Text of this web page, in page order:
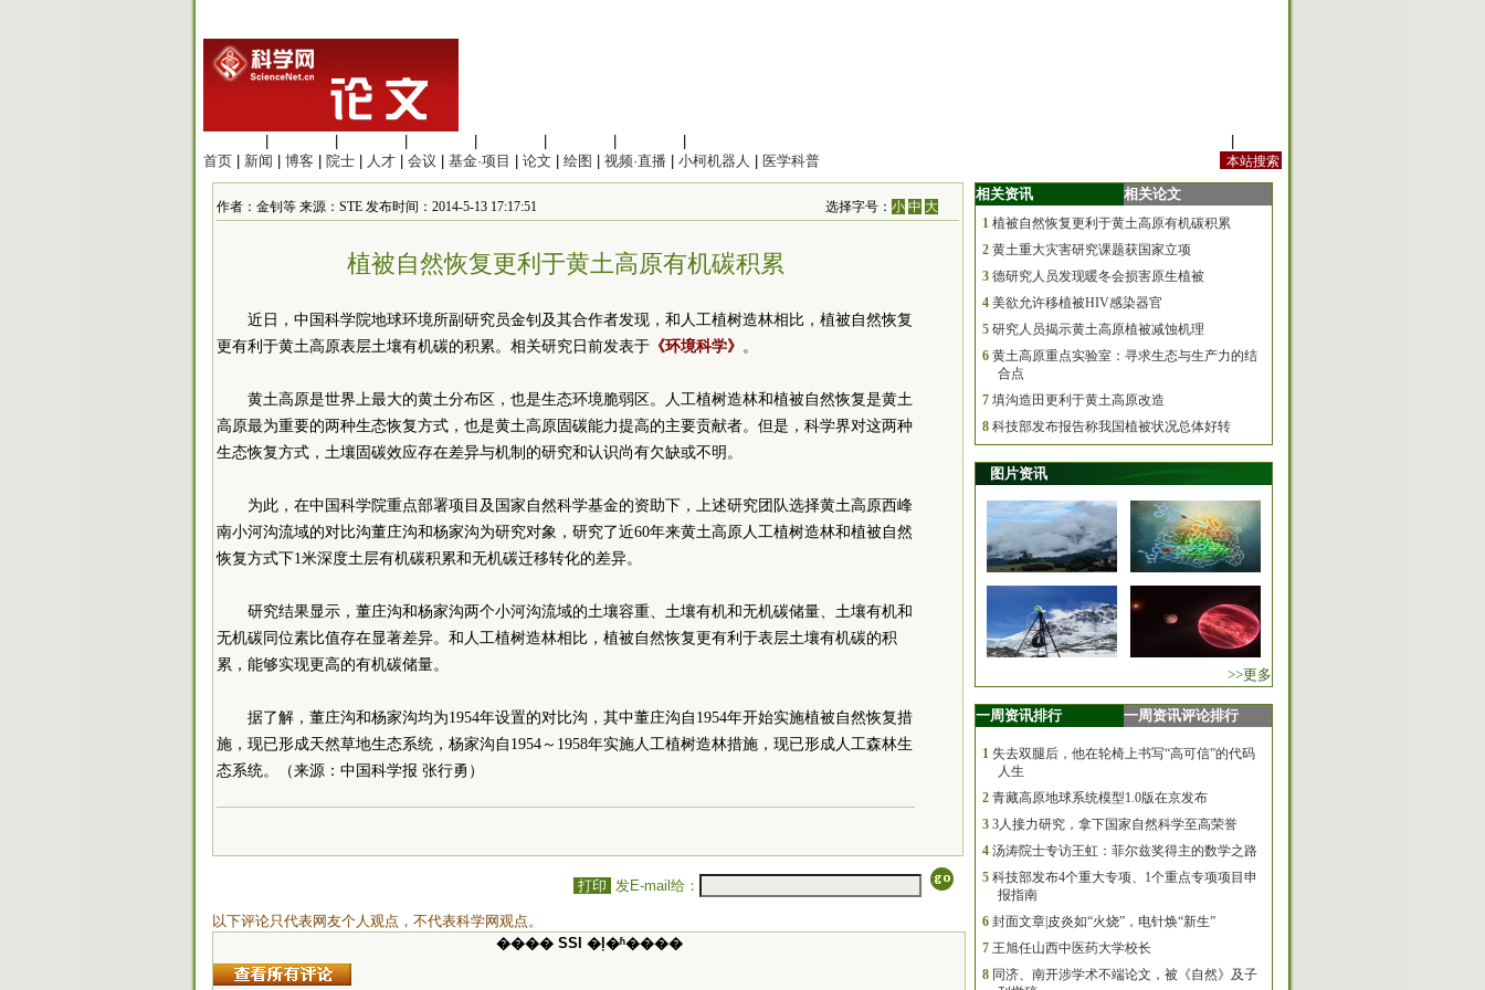
首页
新闻 博客 院士 人才 会议 基金·项目 论文 绘图 视频·直播 小柯机器人 医学科普
作者：金钊等 来源：STE 发布时间：2014-5-13 17:17:51 选择字号：小 中 大
植被自然恢复更利于黄土高原有机碳积累
近日，中国科学院地球环境所副研究员金钊及其合作者发现，和人工植树造林相比，植被自然恢复
更有利于黄土高原表层土壤有机碳的积累。相关研究日前发表于 《环境科学》 。
黄土高原是世界上最大的黄土分布区，也是生态环境脆弱区。人工植树造林和植被自然恢复是黄土
高原最为重要的两种生态恢复方式，也是黄土高原固碳能力提高的主要贡献者。但是，科学界对这两种
生态恢复方式，土壤固碳效应存在差异与机制的研究和认识尚有欠缺或不明。
为此，在中国科学院重点部署项目及国家自然科学基金的资助下，上述研究团队选择黄土高原西峰
南小河沟流域的对比沟董庄沟和杨家沟为研究对象，研究了近60年来黄土高原人工植树造林和植被自然
恢复方式下1米深度土层有机碳积累和无机碳迁移转化的差异。
研究结果显示，董庄沟和杨家沟两个小河沟流域的土壤容重、土壤有机和无机碳储量、土壤有机和
无机碳同位素比值存在显著差异。和人工植树造林相比，植被自然恢复更有利于表层土壤有机碳的积
累，能够实现更高的有机碳储量。
据了解，董庄沟和杨家沟均为1954年设置的对比沟，其中董庄沟自1954年开始实施植被自然恢复措
施，现已形成天然草地生态系统，杨家沟自1954～1958年实施人工植树造林措施，现已形成人工森林生
态系统。（来源：中国科学报 张行勇）
打印 发E-mail给：
以下评论只代表网友个人观点，不代表科学网观点。
���� SSI �ļ�ʱ����
相关资讯 相关论文
1 植被自然恢复更利于黄土高原有机碳积累
2 黄土重大灾害研究课题获国家立项
3 德研究人员发现暖冬会损害原生植被
4 美欲允许移植被HIV感染器官
5 研究人员揭示黄土高原植被减蚀机理
6 黄土高原重点实验室：寻求生态与生产力的结
合点
7 填沟造田更利于黄土高原改造
8 科技部发布报告称我国植被状况总体好转
图片资讯
>>更多
一周资讯排行 一周资讯评论排行
1 失去双腿后，他在轮椅上书写“高可信”的代码
人生
2 青藏高原地球系统模型1.0版在京发布
3 3人接力研究，拿下国家自然科学至高荣誉
4 汤涛院士专访王虹：菲尔兹奖得主的数学之路
5 科技部发布4个重大专项、1个重点专项项目申
报指南
6 封面文章|皮炎如“火烧”，电针焕“新生”
7 王旭任山西中医药大学校长
8 同济、南开涉学术不端论文，被《自然》及子